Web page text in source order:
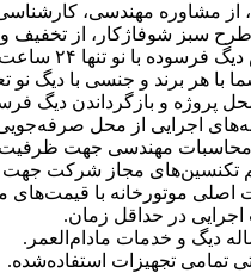
از مشاوره مهندسی،
شوفاژکار، از تخفیف ویژه تا سقف ۲۸ درصد
با نو تنها ۲۴ ساعت زمان می‌برد.
با هر برند و جنسی با دیگ
پروژه و بازگرداندن دیگ
اجرایی از محل
محاسبات مهندسی جهت
تکنسین‌های مجاز شرکت جهت
اصلی موتورخانه با
اجرایی در حداقل زمان.
تمامی تجهیزات استفاده‌شده.